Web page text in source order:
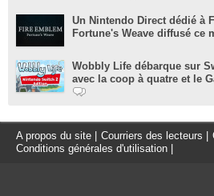
Un Nintendo Direct dédié à
Fortune's Weave diffusé ce
Wobbly Life débarque sur
avec la coop à quatre et le
A propos du site Courriers des lecteurs
Conditions générales d'utilisation